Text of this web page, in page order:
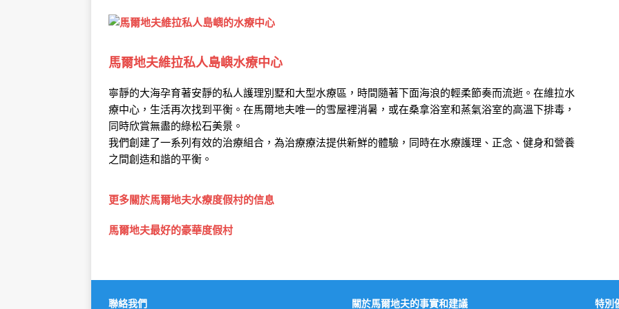
馬爾地夫維拉私人島嶼水療中心
寧靜的大海孕育著安靜的私人護理別墅和大型水療區，時間隨著下面海浪的輕柔節奏而流逝。在維拉水
療中心，生活再次找到平衡。在馬爾地夫唯一的雪屋裡消暑，或在桑拿浴室和蒸氣浴室的高溫下排毒，
同時欣賞無盡的綠松石美景。
我們創建了一系列有效的治療組合，為治療療法提供新鮮的體驗，同時在水療護理、正念、健身和營養
之間創造和諧的平衡。
更多關於馬爾地夫水療度假村的信息
馬爾地夫最好的豪華度假村
聯絡我們 關於馬爾地夫的事實和建議 特別